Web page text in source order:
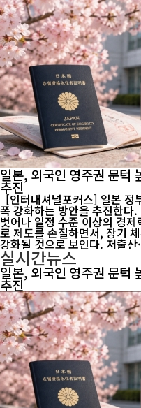
일본, 외국인 영주권 문턱
추진
[인터내셔널포커스] 일본 정
폭 강화하는 방안을 추진한다
벗어나 일정 수준 이상의 경
로 제도를 손질하면서, 장기
강화될 것으로 보인다. 저출산
실시간뉴스
일본, 외국인 영주권 문턱
추진